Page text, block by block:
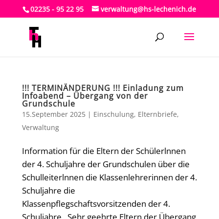
02235 - 95 22 95 verwaltung@hs-lechenich.de
!!! TERMINÄNDERUNG !!! Einladung zum
Infoabend – Übergang von der
Grundschule
15.September 2025| Einschulung, Elternbriefe,
Verwaltung
Information für die Eltern der Schülerlnnen
der 4. Schuljahre der Grundschulen über die
Schulleiterlnnen die Klassenlehrerinnen der 4.
Schuljahre die
Klassenpflegschaftsvorsitzenden der 4.